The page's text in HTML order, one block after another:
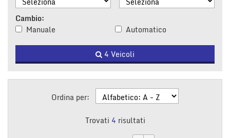
Cambio:
Manuale
Automatico
4 Veicoli
Ordina per:
Trovati 4 risultati
attività
di
seguito
descritte.
ottenere